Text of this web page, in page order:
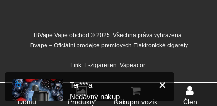
IBVape Vape obchod © 2025. Všechna práva vyhrazena.
IBvape – Oficiální prodejce prémiových Elektronické cigarety
Link: E-Zigaretten Vapeador
Domů Produkty Nákupní vozík Člen
✕
Ter***a
Před 23 minutami